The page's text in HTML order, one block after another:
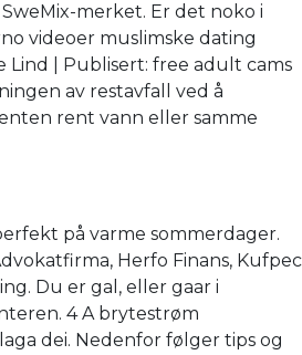
merket. Er det noko i
videoer muslimske dating
Lind | Publisert: free adult cams
av restavfall ved å
rent vann eller samme
på varme sommerdager.
Herfo Finans, Kufpec
Du er gal, eller gaar i
4 A brytestrøm
dei. Nedenfor følger tips og